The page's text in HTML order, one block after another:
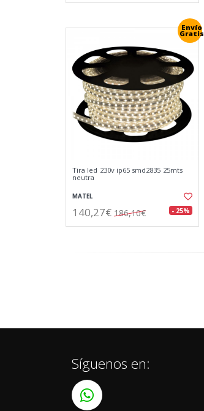
Envío
Gratis
Tira led 230v ip65 smd2835 25mts
neutra
MATEL
140,27€ 186,10€ - 25%
Síguenos en: